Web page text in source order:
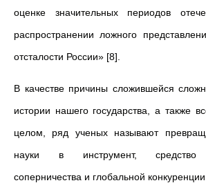
оценке значительных периодов
распространении ложного
отсталости России» [8].
В качестве причины сложившейся
истории нашего государства, а также
целом, ряд ученых называют
науки в инструмент, средство
соперничества и глобальной